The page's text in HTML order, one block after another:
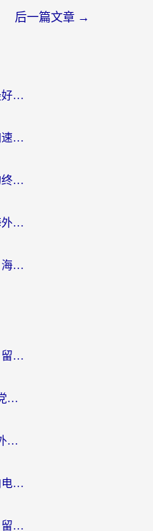
后一篇文章 →
在欧洲玩晶核用什么加速器最好呢？一个老玩家的真心话
海外玩新寻仙总卡顿？这份加速器选择指南让你秒回国服流畅体验
从魔兽到蛋仔：海外玩国服的终极加速指南，找到你的专属高速通道
在国外能不能玩星战前夜？海外党国服游戏不卡顿的秘密武器在这里
在印度怎么玩御龙在天手游？海外党畅玩国服的终极生存指南
海外看优酷有限版权总被卡？留学生亲测有效的回国加速器选择指南
在国外如何登录12123？海外党必备的回国加速实用指南
国外登录不了交管12123？海外华人亲测有效的回国加速器选择指南
海外党必看：在国外想看国内电视剧用什么软件？3步解决地域限制
怎么在海外看哔哩哔哩动漫？留学生亲测有效的回国加速方案